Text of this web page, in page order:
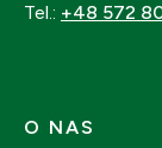
Tel.: +48 572
O NAS